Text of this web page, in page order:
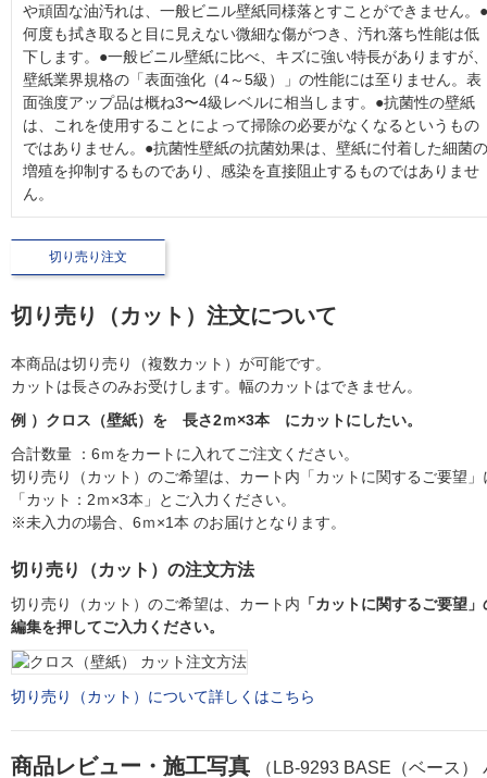
や頑固な油汚れは、一般ビニル壁紙同様落とすことができません。●
何度も拭き取ると目に見えない微細な傷がつき、汚れ落ち性能は低
下します。●一般ビニル壁紙に比べ、キズに強い特長がありますが、
壁紙業界規格の「表面強化（4～5級）」の性能には至りません。表
面強度アップ品は概ね3〜4級レベルに相当します。●抗菌性の壁紙
は、これを使用することによって掃除の必要がなくなるというもの
ではありません。●抗菌性壁紙の抗菌効果は、壁紙に付着した細菌の
増殖を抑制するものであり、感染を直接阻止するものではありませ
ん。
切り売り注文
切り売り（カット）注文について
本商品は切り売り（複数カット）が可能です。
カットは長さのみお受けします。幅のカットはできません。
例 ）クロス（壁紙）を 長さ2ｍ×3本 にカットにしたい。
合計数量 ：6ｍをカートに入れてご注文ください。
切り売り（カット）のご希望は、カート内「カットに関するご要望」
「カット：2ｍ×3本」とご入力ください。
※未入力の場合、6ｍ×1本 のお届けとなります。
切り売り（カット）の注文方法
切り売り（カット）のご希望は、カート内 「カットに関するご要望」
編集を押してご入力ください。
切り売り（カット）について詳しくはこちら
商品レビュー・施工写真 （LB-9293 BASE（ベース）